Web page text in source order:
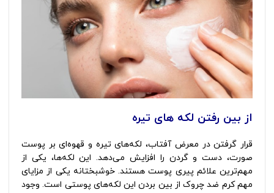
از بین رفتن لکه های تیره
قرار گرفتن در معرض آفتاب، لکه‌های تیره و قهوه‌ای بر پوست
صورت، دست و گردن را افزایش می‌دهد. این لکه‌ها، یکی از
مهم‌ترین علائم پیری پوست هستند. خوشبختانه یکی از مزایای
مهم کرم ضد چروک از بین بردن این لکه‌های پوستی است. وجود